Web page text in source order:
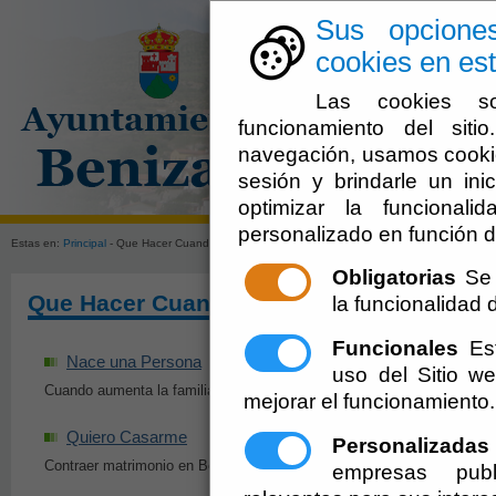
Sus
cookies en
Las cookies
funcionamiento del
navegación, usamos
sesión y brindarle un
optimizar la
personalizado en función
Obligatorias
la funcionalidad
Funcionales
uso del Sitio
mejorar el funcionamiento.
Personalizadas
empresas
El
Estas en: Principal - Que Hacer Cuando
Que Hacer Cuando
Nace una Persona
Cuando aumenta la familia
Fallece un
Actuaciones cuando
Quiero Casarme
Contraer matrimonio en Benizalón
Me Jubilo
Cuando llega la